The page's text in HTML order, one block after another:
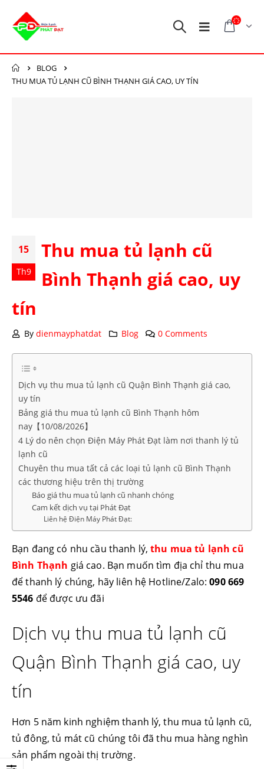
BLOG
THU MUA TỦ LẠNH CŨ BÌNH THẠNH GIÁ CAO, UY TÍN
15
Th9
Thu mua tủ lạnh cũ
Bình Thạnh giá cao, uy
tín
Bydienmayphatdat Blog 0 Comments
Dịch vụ thu mua tủ lạnh cũ Quận Bình Thạnh giá cao,
uy tín
Bảng giá thu mua tủ lạnh cũ Bình Thạnh hôm
nay【10/08/2026】
4 Lý do nên chọn Điện Máy Phát Đạt làm nơi thanh lý tủ
lạnh cũ
Chuyên thu mua tất cả các loại tủ lạnh cũ Bình Thạnh
các thương hiệu trên thị trường
Báo giá thu mua tủ lạnh cũ nhanh chóng
Cam kết dịch vụ tại Phát Đạt
Liên hệ Điện Máy Phát Đạt:
Bạn đang có nhu cầu thanh lý,thu mua tủ lạnh cũ
Bình Thạnh giá cao. Bạn muốn tìm địa chỉ thu mua
để thanh lý chúng, hãy liên hệ Hotline/Zalo:090 669
5546 để được ưu đãi
Dịch vụ thu mua tủ lạnh cũ
Quận Bình Thạnh giá cao, uy
tín
Hơn 5 năm kinh nghiệm thanh lý, thu mua tủ lạnh cũ,
tủ đông, tủ mát cũ chúng tôi đã thu mua hàng nghìn
sản phẩm ngoài thị trường.